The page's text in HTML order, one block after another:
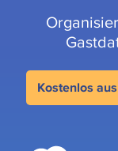
Kostenlos